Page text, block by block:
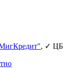
, ✓ ЦБ